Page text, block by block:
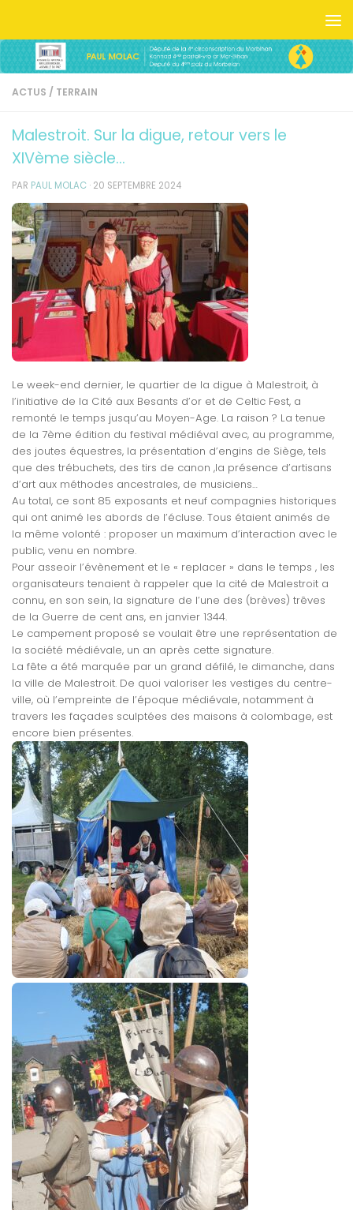
ACTUS / TERRAIN
Malestroit. Sur la digue, retour vers le
XIVème siècle…
PAR PAUL MOLAC · 20 SEPTEMBRE 2024
Le week-end dernier, le quartier de la digue à Malestroit, à
l’initiative de la Cité aux Besants d’or et de Celtic Fest, a
remonté le temps jusqu’au Moyen-Age. La raison ? La tenue
de la 7ème édition du festival médiéval avec, au programme,
des joutes équestres, la présentation d’engins de Siège, tels
que des trébuchets, des tirs de canon ,la présence d’artisans
d’art aux méthodes ancestrales, de musiciens…
Au total, ce sont 85 exposants et neuf compagnies historiques
qui ont animé les abords de l’écluse. Tous étaient animés de
la même volonté : proposer un maximum d’interaction avec le
public, venu en nombre.
Pour asseoir l’évènement et le « replacer » dans le temps , les
organisateurs tenaient à rappeler que la cité de Malestroit a
connu, en son sein, la signature de l’une des (brèves) trêves
de la Guerre de cent ans, en janvier 1344.
Le campement proposé se voulait être une représentation de
la société médiévale, un an après cette signature.
La fête a été marquée par un grand défilé, le dimanche, dans
la ville de Malestroit. De quoi valoriser les vestiges du centre-
ville, où l’empreinte de l’époque médiévale, notamment à
travers les façades sculptées des maisons à colombage, est
encore bien présentes.